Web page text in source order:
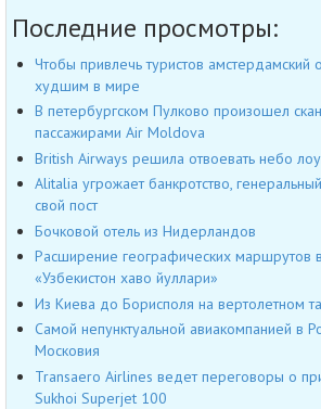
Последние просмотры:
Чтобы привлечь туристов амстердамский
худшим в мире
В петербургском Пулково произошел
пассажирами Air Moldova
British Airways решила отвоевать небо
Alitalia угрожает банкротство,
свой пост
Бочковой отель из Нидерландов
Расширение географических маршрутов
«Узбекистон хаво йуллари»
Из Киева до Борисполя на вертолетном
Самой непунктуальной авиакомпанией в
Московия
Transaero Airlines ведет переговоры о
Sukhoi Superjet 100